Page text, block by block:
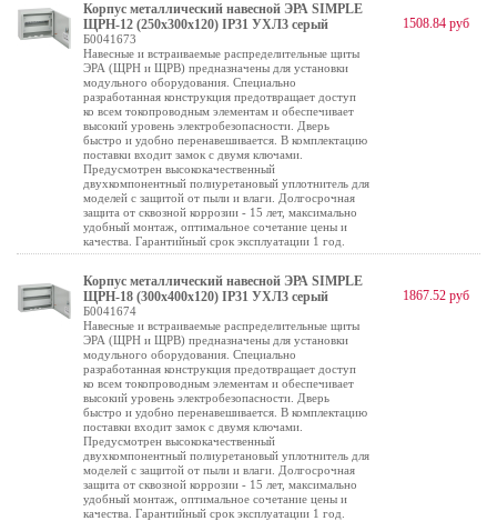
Корпус металлический навесной ЭРА SIMPLE
ЩРН-12 (250х300х120) IP31 УХЛ3 серый
Б0041673
Навесные и встраиваемые распределительные щиты
ЭРА (ЩРН и ЩРВ) предназначены для установки
модульного оборудования. Специально
разработанная конструкция предотвращает доступ
ко всем токопроводным элементам и обеспечивает
высокий уровень электробезопасности. Дверь
быстро и удобно перенавешивается. В комплектацию
поставки входит замок с двумя ключами.
Предусмотрен высококачественный
двухкомпонентный полиуретановый уплотнитель для
моделей с защитой от пыли и влаги. Долгосрочная
защита от сквозной коррозии - 15 лет, максимально
удобный монтаж, оптимальное сочетание цены и
качества. Гарантийный срок эксплуатации 1 год.
1508.84 руб
Корпус металлический навесной ЭРА SIMPLE
ЩРН-18 (300х400х120) IP31 УХЛ3 серый
Б0041674
Навесные и встраиваемые распределительные щиты
ЭРА (ЩРН и ЩРВ) предназначены для установки
модульного оборудования. Специально
разработанная конструкция предотвращает доступ
ко всем токопроводным элементам и обеспечивает
высокий уровень электробезопасности. Дверь
быстро и удобно перенавешивается. В комплектацию
поставки входит замок с двумя ключами.
Предусмотрен высококачественный
двухкомпонентный полиуретановый уплотнитель для
моделей с защитой от пыли и влаги. Долгосрочная
защита от сквозной коррозии - 15 лет, максимально
удобный монтаж, оптимальное сочетание цены и
качества. Гарантийный срок эксплуатации 1 год.
1867.52 руб